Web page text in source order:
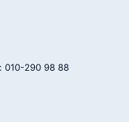
010-290 98 88